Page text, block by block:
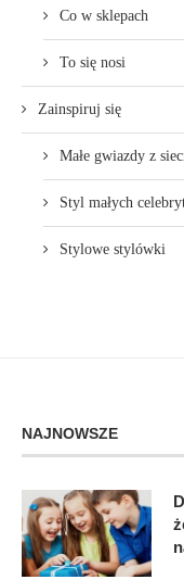
Co w sklepach
To się nosi
Zainspiruj się
Małe gwiazdy z
Styl małych
Stylowe stylówki
NAJNOWSZE